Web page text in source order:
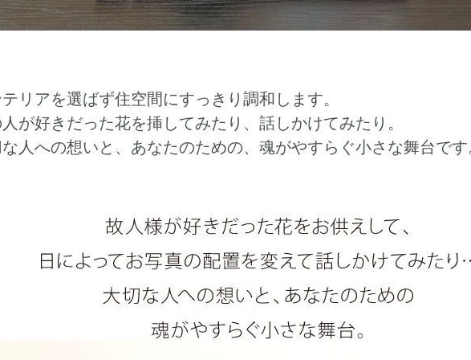
リアを選ばず住空間にすっきり調和します。
が好きだった花を挿してみたり、話しかけてみたり。
人への想いと、あなたのための、魂がやすらぐ小さな舞台で